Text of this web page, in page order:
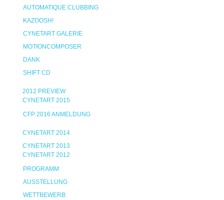
AUTOMATIQUE CLUBBING
KAZOOSH!
CYNETART GALERIE
MOTIONCOMPOSER
DANK
SHIFT CD
2012 PREVIEW
CYNETART 2015
CFP 2016 ANMELDUNG
CYNETART 2014
CYNETART 2013
CYNETART 2012
PROGRAMM
AUSSTELLUNG
WETTBEWERB